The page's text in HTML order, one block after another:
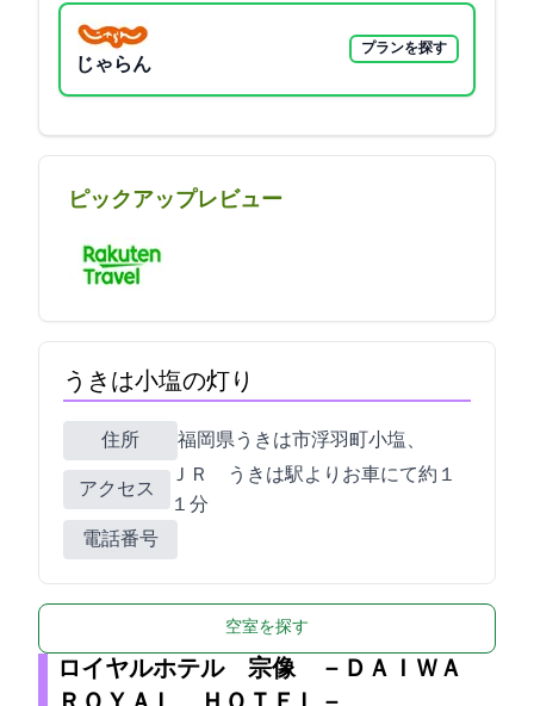
じゃらん
プランを探す
ピックアップレビュー
うきは小塩の灯り
住所 福岡県うきは市浮羽町小塩2158-2、2258-3
アクセス
ＪＲ うきは駅よりお車にて約１
１分
電話番号
空室を探す
ロイヤルホテル 宗像 －ＤＡＩＷＡ